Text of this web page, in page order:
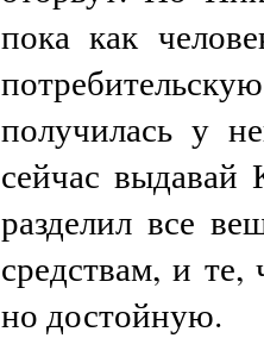
пока как
получилась у
сейчас
разделил все
средствам, и
но достойную.